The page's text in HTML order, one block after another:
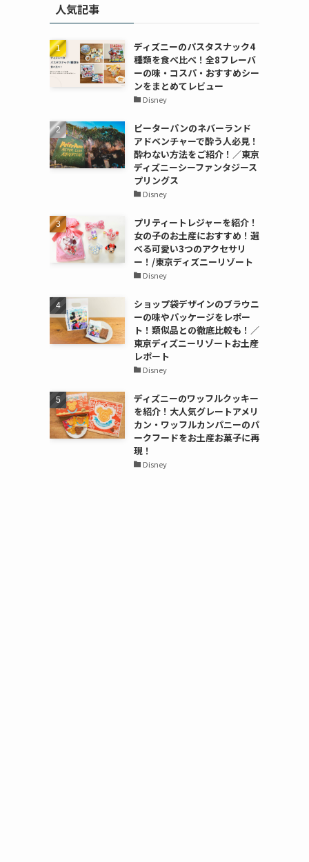
人気記事
ディズニーのパスタスナック4
種類を食べ比べ！全8フレーバ
ーの味・コスパ・おすすめシー
ンをまとめてレビュー
Disney
ピーターパンのネバーランド
アドベンチャーで酔う人必見！
酔わない方法をご紹介！／東京
ディズニーシーファンタジース
プリングス
Disney
プリティートレジャーを紹介！
女の子のお土産におすすめ！選
べる可愛い3つのアクセサリ
ー！/東京ディズニーリゾート
Disney
ショップ袋デザインのブラウニ
ーの味やパッケージをレポー
ト！類似品との徹底比較も！／
東京ディズニーリゾートお土産
レポート
Disney
ディズニーのワッフルクッキー
を紹介！大人気グレートアメリ
カン・ワッフルカンパニーのパ
ークフードをお土産お菓子に再
現！
Disney